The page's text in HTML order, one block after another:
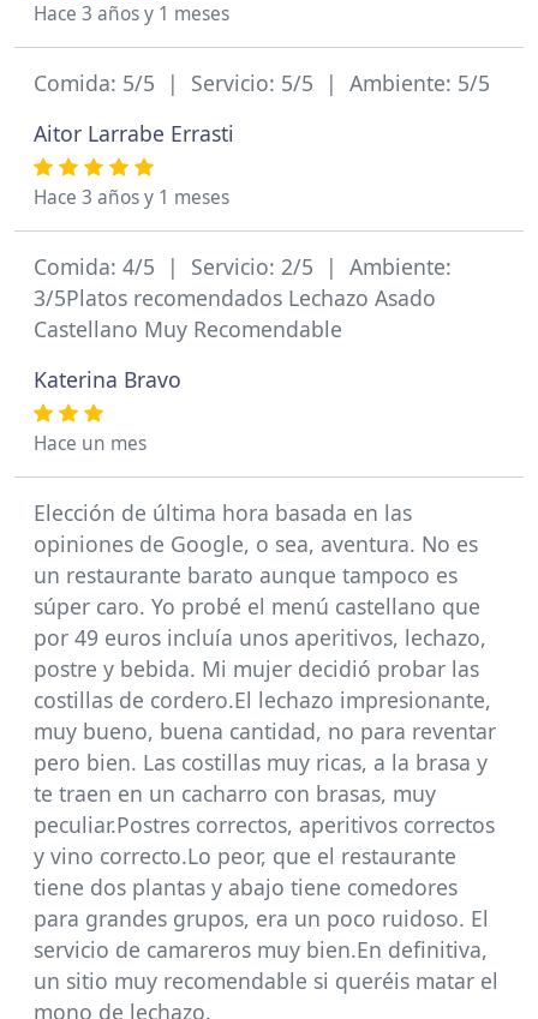
Hace 3 años y 1 meses
Comida: 5/5 | Servicio: 5/5 | Ambiente: 5/5
Aitor Larrabe Errasti
Hace 3 años y 1 meses
Comida: 4/5 | Servicio: 2/5 | Ambiente:
3/5Platos recomendados Lechazo Asado
Castellano Muy Recomendable
Katerina Bravo
Hace un mes
Elección de última hora basada en las
opiniones de Google, o sea, aventura. No es
un restaurante barato aunque tampoco es
súper caro. Yo probé el menú castellano que
por 49 euros incluía unos aperitivos, lechazo,
postre y bebida. Mi mujer decidió probar las
costillas de cordero.El lechazo impresionante,
muy bueno, buena cantidad, no para reventar
pero bien. Las costillas muy ricas, a la brasa y
te traen en un cacharro con brasas, muy
peculiar.Postres correctos, aperitivos correctos
y vino correcto.Lo peor, que el restaurante
tiene dos plantas y abajo tiene comedores
para grandes grupos, era un poco ruidoso. El
servicio de camareros muy bien.En definitiva,
un sitio muy recomendable si queréis matar el
mono de lechazo.